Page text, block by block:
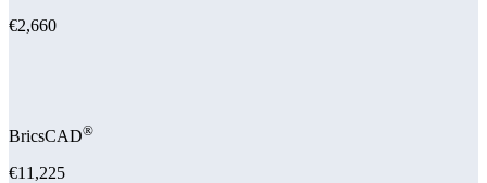
€2,660
BricsCAD®
€11,225